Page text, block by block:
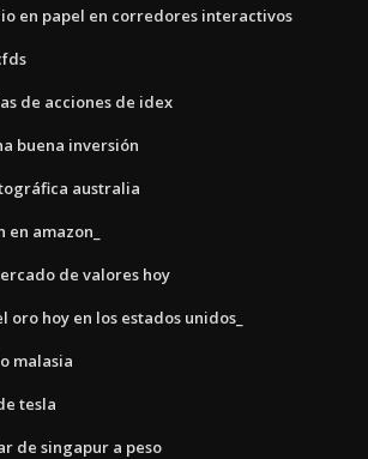
en papel en corredores interactivos
de acciones de idex
buena inversión
australia
amazon_
de valores hoy
oro hoy en los estados unidos_
malasia
tesla
de singapur a peso